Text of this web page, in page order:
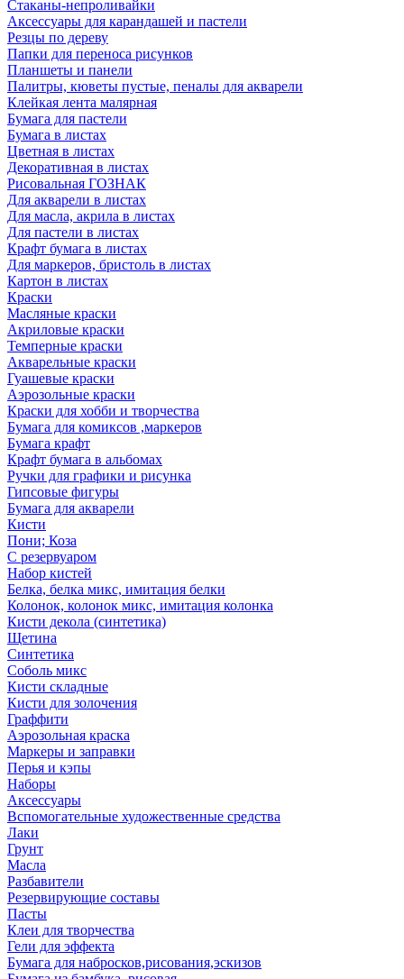
Стаканы-непроливайки
Аксессуары для карандашей и пастели
Резцы по дереву
Папки для переноса рисунков
Планшеты и панели
Палитры, кюветы пустые, пеналы для акварели
Клейкая лента малярная
Бумага для пастели
Бумага в листах
Цветная в листах
Декоративная в листах
Рисовальная ГОЗНАК
Для акварели в листах
Для масла, акрила в листах
Для пастели в листах
Крафт бумага в листах
Для маркеров, бристоль в листах
Картон в листах
Краски
Масляные краски
Акриловые краски
Темперные краски
Акварельные краски
Гуашевые краски
Аэрозольные краски
Краски для хобби и творчества
Бумага для комиксов ,маркеров
Бумага крафт
Крафт бумага в альбомах
Ручки для графики и рисунка
Гипсовые фигуры
Бумага для акварели
Кисти
Пони; Коза
С резервуаром
Набор кистей
Белка, белка микс, имитация белки
Колонок, колонок микс, имитация колонка
Кисти декола (синтетика)
Щетина
Синтетика
Соболь микс
Кисти складные
Кисти для золочения
Граффити
Аэрозольная краска
Маркеры и заправки
Перья и кэпы
Наборы
Аксессуары
Вспомогательные художественные средства
Лаки
Грунт
Масла
Разбавители
Резервирующие составы
Пасты
Клеи для творчества
Гели для эффекта
Бумага для набросков,рисования,эскизов